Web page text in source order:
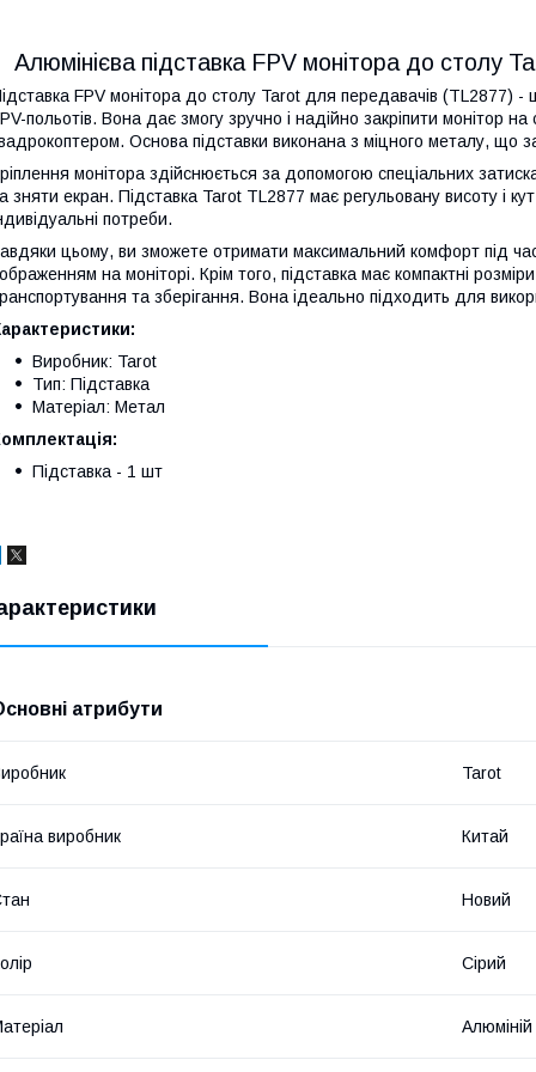
Алюмінієва підставка FPV монітора до столу
FPV монітора до столу Tarot для передавачів (TL2877)
польотів. Вона дає змогу зручно і надійно закріпити монітор
Основа підставки виконана з міцного металу, що
монітора здійснюється за допомогою спеціальних
зняти екран. Підставка Tarot TL2877 має регульовану висоту і
потреби.
цьому, ви зможете отримати максимальний комфорт під
на моніторі. Крім того, підставка має компактні
та зберігання. Вона ідеально підходить для
Виробник: Tarot
Тип: Підставка
Матеріал: Метал
Підставка - 1 шт
атрибути
Tarot
виробник Китай
Новий
Сірий
Алюміній